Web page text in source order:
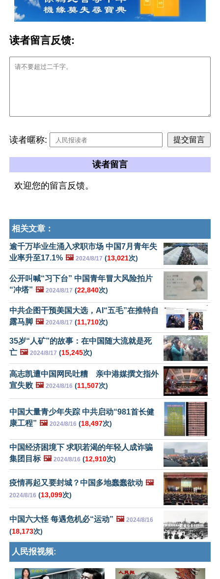
读者留言反馈:
读者暱称:
读者留言
欢迎您的留言反馈。
相关文章：
逾千万毕业生涌入求职市场 中国7月青年失
业率升至17.1% 🖼️ 2024/8/17 (13,021次)
公开叫喊“习下台” 中国青年冒大风险拍片
“冲塔” 🖼️ 2024/8/17 (22,840次)
中共企图干预美国大选，AI“五毛”在推特自
露马脚 🖼️ 2024/8/17 (11,710次)
35岁“人矿”的故事：在中国随大流就是死
亡 🖼️ 2024/8/17 (15,245次)
高志凯遭中国网民吐糟 亲中港媒撰文指外
宣失败 🖼️ 2024/8/16 (11,507次)
中国大量青少年失踪 中共启动“981首长健
康工程” 🖼️ 2024/8/16 (18,497次)
中国经济困境下 求职若渴的年轻人成诈骗
集团目标 🖼️ 2024/8/16 (12,910次)
疫情再起又要封城？中国多地蠢蠢欲动 🖼️
2024/8/16 (13,099次)
中国六大怪 每遇危机必“运动” 🖼️ 2024/8/16
(18,173次)
人民报视频: